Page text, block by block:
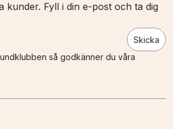
kunder. Fyll i din e-post och ta dig
Skicka
så godkänner du våra